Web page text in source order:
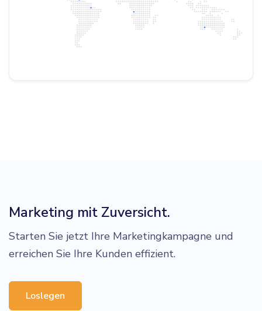
Marketing mit Zuversicht.
Starten Sie jetzt Ihre Marketingkampagne und
erreichen Sie Ihre Kunden effizient.
Loslegen